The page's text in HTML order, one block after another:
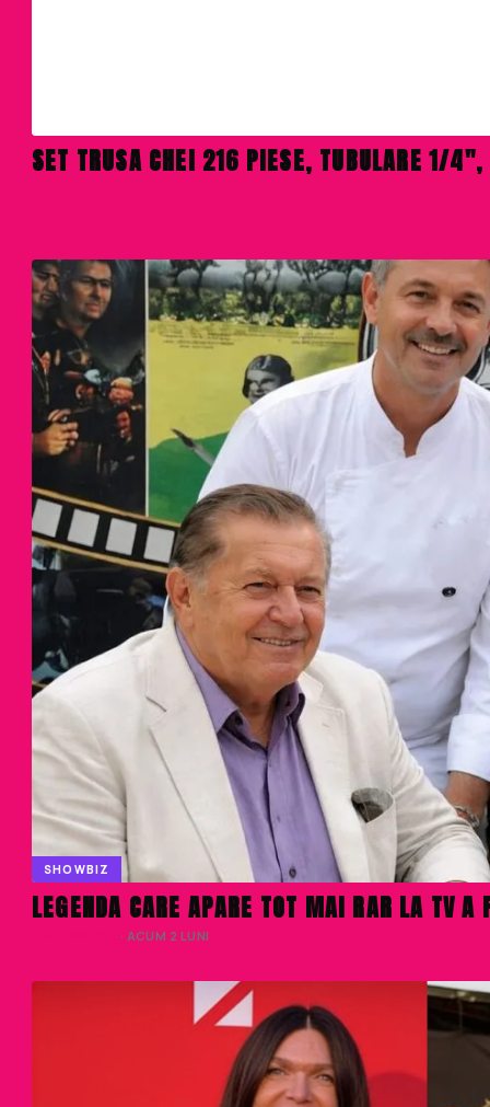
SET TRUSA CHEI 216 PIESE, TUBULARE
SHOWBIZ
LEGENDA CARE APARE TOT MAI RAR LA TV
· ACUM 2 LUNI